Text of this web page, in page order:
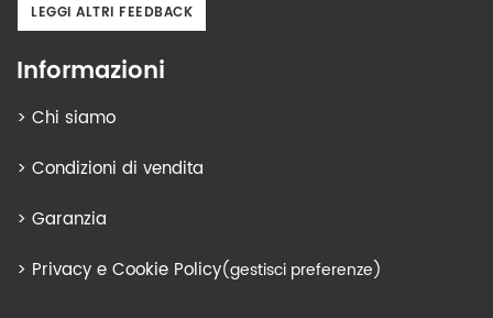
LEGGI ALTRI FEEDBACK
Informazioni
> Chi siamo
> Condizioni di vendita
> Garanzia
> Privacy e Cookie Policy(gestisci preferenze)